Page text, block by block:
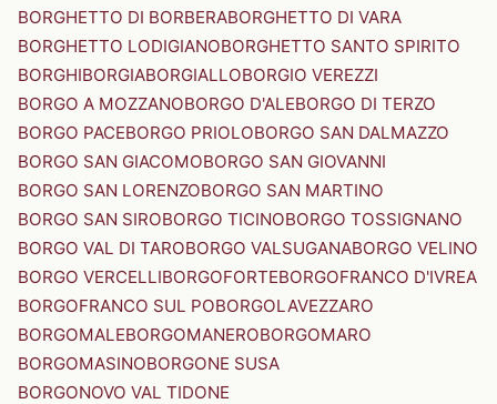
BORGHETTO DI BORBERABORGHETTO DI VARA
BORGHETTO LODIGIANOBORGHETTO SANTO SPIRITO
BORGHIBORGIABORGIALLOBORGIO VEREZZI
BORGO A MOZZANOBORGO D'ALEBORGO DI TERZO
BORGO PACEBORGO PRIOLOBORGO SAN DALMAZZO
BORGO SAN GIACOMOBORGO SAN GIOVANNI
BORGO SAN LORENZOBORGO SAN MARTINO
BORGO SAN SIROBORGO TICINOBORGO TOSSIGNANO
BORGO VAL DI TAROBORGO VALSUGANABORGO VELINO
BORGO VERCELLIBORGOFORTEBORGOFRANCO D'IVREA
BORGOFRANCO SUL POBORGOLAVEZZARO
BORGOMALEBORGOMANEROBORGOMARO
BORGOMASINOBORGONE SUSA
BORGONOVO VAL TIDONE